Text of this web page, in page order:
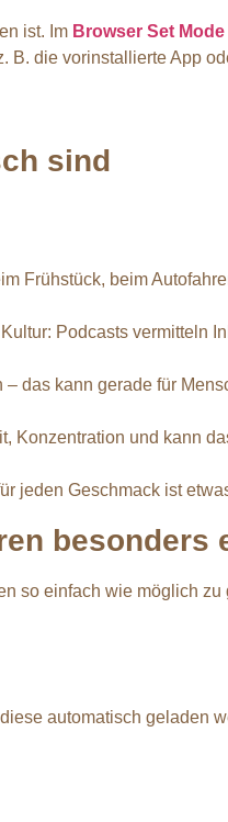
ist. Im Browser Set Mode
B. die vorinstallierte App
sind
Frühstück, beim
Podcasts vermitteln
das kann gerade für
Konzentration und kann
jeden Geschmack ist
besonders
so einfach wie möglich zu
automatisch geladen